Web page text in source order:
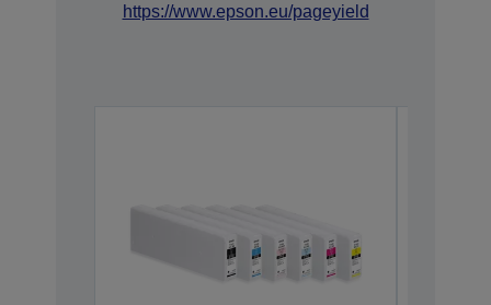
https://www.epson.eu/pageyield